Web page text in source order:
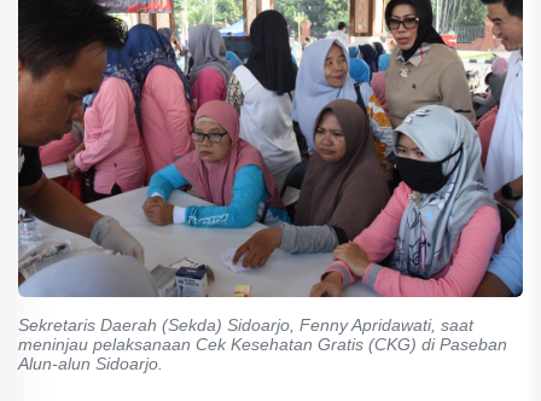
Sekretaris Daerah (Sekda) Sidoarjo, Fenny Apridawati, saat
meninjau pelaksanaan Cek Kesehatan Gratis (CKG) di Paseban
Alun-alun Sidoarjo.